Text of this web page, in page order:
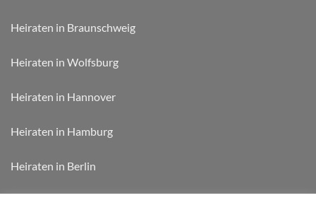
Heiraten in Braunschweig
Heiraten in Wolfsburg
Heiraten in Hannover
Heiraten in Hamburg
Heiraten in Berlin